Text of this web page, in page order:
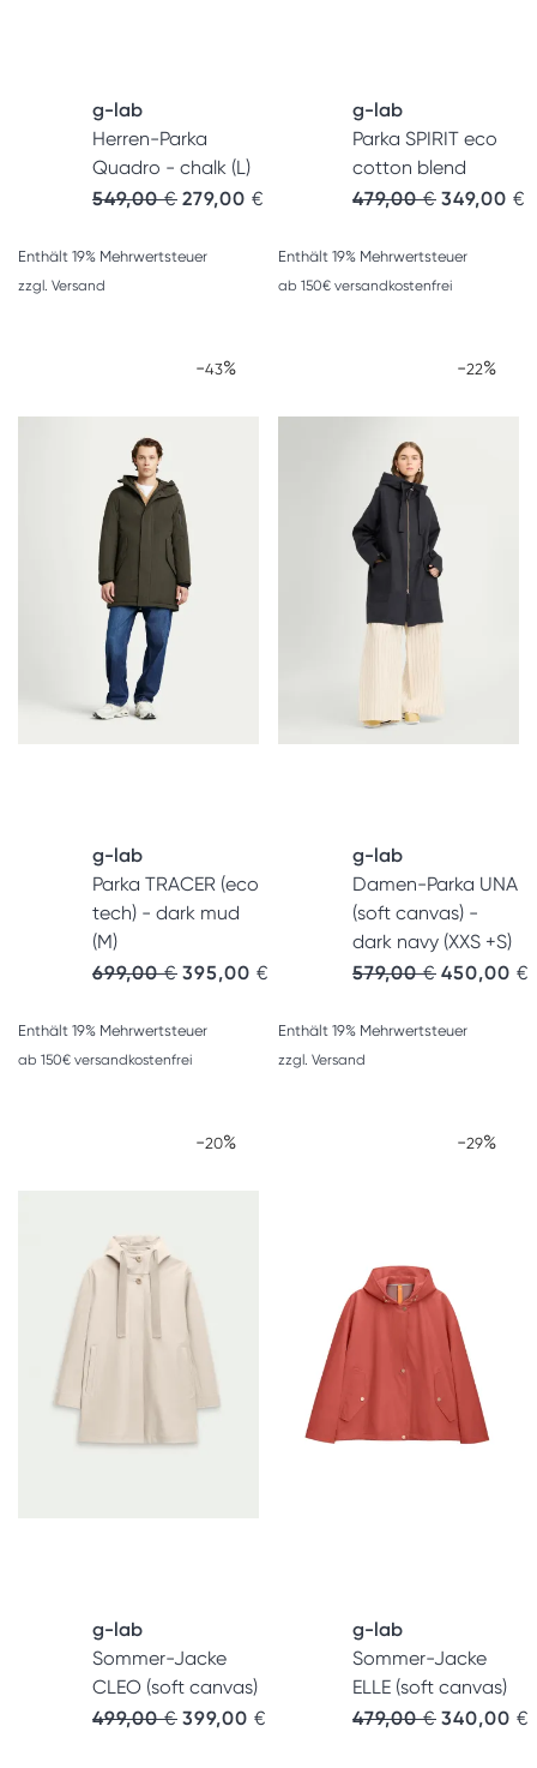
g-lab
Herren-Parka
Quadro - chalk (L)
549,00€ Ursprünglicher Preis war: 549,00 €
279,00 € Aktueller Preis ist: 279,00 €.
Enthält 19% Mehrwertsteuer
zzgl. Versand
g-lab
Parka SPIRIT eco
cotton blend
479,00€ 349,00 €
Enthält 19% Mehrwertsteuer
ab 150€ versandkostenfrei
-43%
g-lab
Parka TRACER (eco
tech) - dark mud
(M)
699,00€ Ursprünglicher Preis war: 699,00 €
395,00 € Aktueller Preis ist: 395,00 €.
Enthält 19% Mehrwertsteuer
ab 150€ versandkostenfrei
-22%
g-lab
Damen-Parka UNA
(soft canvas) -
dark navy (XXS +S)
579,00€ 450,00 €
Enthält 19% Mehrwertsteuer
zzgl. Versand
-20%
g-lab
Sommer-Jacke
CLEO (soft canvas)
499,00€ 399,00 €
-29%
g-lab
Sommer-Jacke
ELLE (soft canvas)
479,00€ 340,00 €